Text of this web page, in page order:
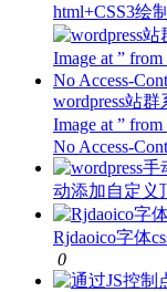
html+CSS3绘
wordpress站
Image at ”
No Access-
动添加自定义
Rjdaoico字体
0